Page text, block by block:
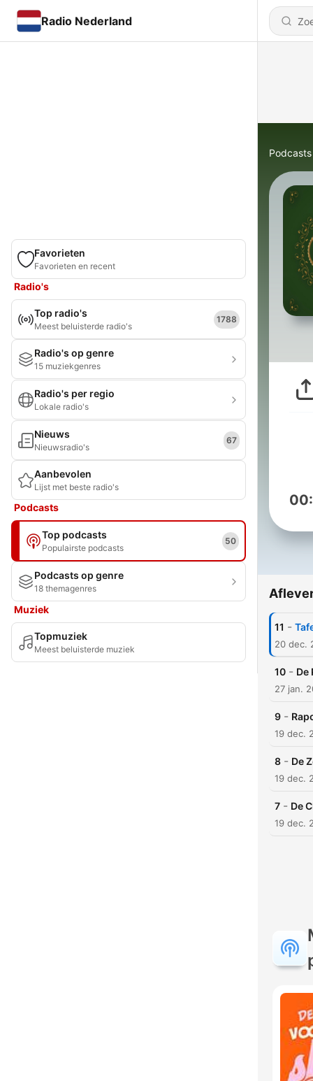
Radio Nederland
Favorieten
Favorieten en recent
Radio's
Top radio's
Meest beluisterde radio's
1788
Radio's op genre
15 muziekgenres
Radio's per regio
Lokale radio's
Nieuws
Nieuwsradio's
67
Aanbevolen
Lijst met beste radio's
Podcasts
Top podcasts
Populairste podcasts
50
Podcasts op genre
18 themagenres
Muziek
Topmuziek
Meest beluisterde muziek
Podcasts
11 -
20 dec.
10 - De
27 jan.
9 -
19 dec.
8 - De
19 dec.
7 - De
19 dec.